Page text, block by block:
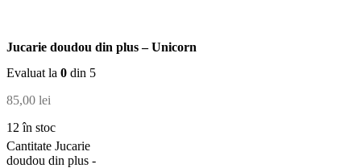
Jucarie doudou din plus – Unicorn
Evaluat la 0 din 5
85,00 lei
12 în stoc
Cantitate Jucarie
doudou din plus -